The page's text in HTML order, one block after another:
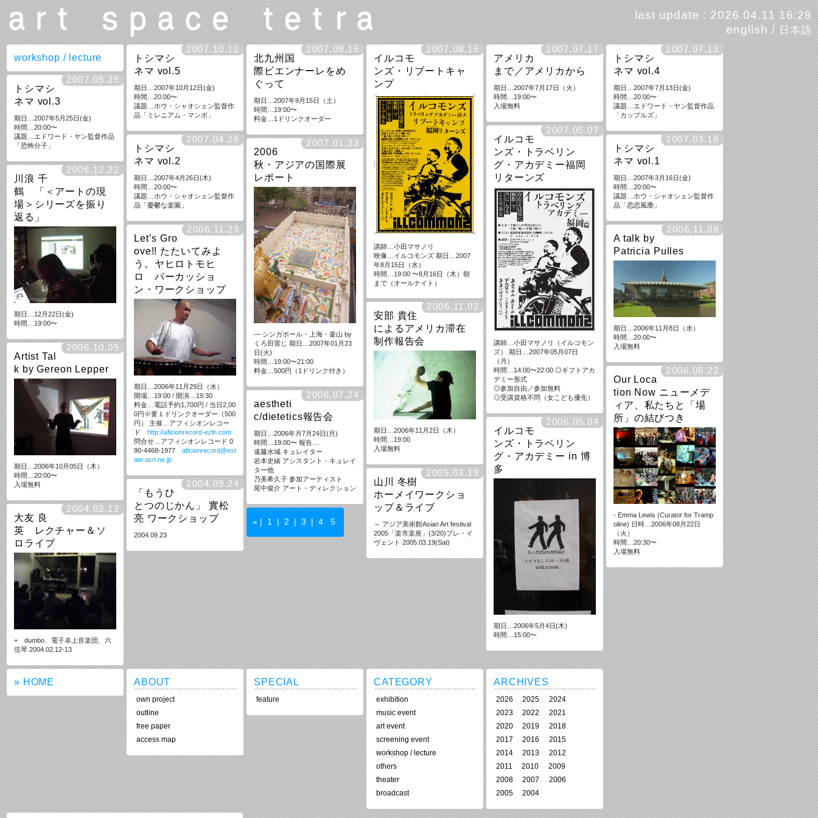
last update : 2026.04.11 16:28
english/日本語
workshop / lecture
2007.10.12
トシマシ
ネマ vol.5
期日…2007年10月12日(金)
時間…20:00〜
議題…ホウ・シャオシェン監督作
品「ミレニアム・マンボ」
2007.09.15
北九州国
際ビエンナーレをめ
ぐって
期日…2007年9月15日（土）
時間…19:00〜
料金…1ドリンクオーダー
2007.08.15
イルコモ
ンズ・リブートキャ
ンプ
講師…小田マサノリ
映像…イルコモンズ 期日…2007
年8月15日（水）
時間…19:00 〜8月16日（木）朝
まで（オールナイト）
2007.07.17
アメリカ
まで／アメリカから
期日…2007年7月17日（火）
時間…19:00〜
入場無料
2007.07.13
トシマシ
ネマ vol.4
期日…2007年7月13日(金)
時間…20:00〜
議題…エドワード・ヤン監督作品
「カップルズ」
2007.05.25
トシマシ
ネマ vol.3
期日…2007年5月25日(金)
時間…20:00〜
議題…エドワード・ヤン監督作品
「恐怖分子」
2007.05.07
イルコモ
ンズ・トラベリン
グ・アカデミー福岡
リターンズ
講師…小田マサノリ（イルコモン
ズ） 期日…2007年05月07日
（月）
時間…14:00〜22:00 ◎ギフトアカ
デミー形式
◎参加自由／参加無料
◎受講資格不問（女こども優先）
2007.04.26
トシマシ
ネマ vol.2
期日…2007年4月26日(木)
時間…20:00〜
議題…ホウ・シャオシェン監督作
品「憂鬱な楽園」
2007.03.16
トシマシ
ネマ vol.1
期日…2007年3月16日(金)
時間…20:00〜
議題…ホウ・シャオシェン監督作
品「恋恋風塵」
2007.01.23
2006
秋・アジアの国際展
レポート
— シンガポール・上海・釜山 by
くろ田雷じ 期日…2007年01月23
日(火)
時間…19:00〜21:00
料金…500円（1ドリンク付き）
2006.12.22
川浪 千
鶴 「＜アートの現
場＞シリーズを振り
返る」
期日…12月22日(金)
時間…19:00〜
2006.11.29
Let’s Gro
ove!! たたいてみよ
う。ヤヒロトモヒ
ロ パーカッショ
ン・ワークショップ
期日…2006年11月29日（水）
開場…19:00 / 開演…19:30
料金…電話予約1,700円 / 当日2,00
0円※要１ドリンクオーダー（500
円） 主催…アフィシオンレコー
ド http://aficionrecord-ezln.com
問合せ…アフィシオンレコード 0
90-4468-1977 aficionrecord@est
ate.ocn.ne.jp
2006.11.08
A talk by
Patricia Pulles
期日…2006年11月8日（水）
時間…20:00〜
入場無料
2006.11.02
安部 貴住
によるアメリカ滞在
制作報告会
期日…2006年11月2日（木）
時間…19:00
入場無料
2006.10.05
Artist Tal
k by Gereon Lepper
期日…2006年10月05日（木）
時間…20:00〜
入場無料
2006.08.22
Our Loca
tion Now ニューメデ
ィア、私たちと「場
所」の結びつき
- Emma Lewis (Curator for Tramp
oline) 日時…2006年08月22日
（火）
時間…20:30〜
入場無料
2006.07.24
aestheti
c/dietetics報告会
期日…2006年月7月24日(月)
時間…19:00〜 報告…
遠藤水城 キュレイター
岩本史緒 アシスタント・キュレイ
ター他
乃美希久子 参加アーティスト
尾中俊介 アート・ディレクション
2006.05.04
イルコモ
ンズ・トラベリン
グ・アカデミー in 博
多
期日…2006年5月4日(木)
時間…15:00〜
2005.03.19
山川 冬樹
ホーメイワークショ
ップ＆ライブ
～ アジア美術館Asian Art festival
2005「楽市楽座」(3/20)プレ・イ
ヴェント 2005.03.19(Sat)
2004.09.24
「もうひ
とつのじかん」 實松
亮 ワークショップ
2004.09.23
2004.02.12
大友 良
英 レクチャー＆ソ
ロライブ
+ dumbo、電子卓上音楽団、六
弦琴 2004.02.12-13
« | 1 | 2 | 3 | 4 5
» HOME ABOUT
own project
outline
free paper
access map
SPECIAL
feature
CATEGORY
exhibition
music event
art event
screening event
workshop / lecture
others
theater
broadcast
ARCHIVES
2026 2025
2024
2023
2022
2021
2020
2019
2018
2017
2016
2015
2014
2013
2012
2011
2010
2009
2008
2007
2006
2005
2004